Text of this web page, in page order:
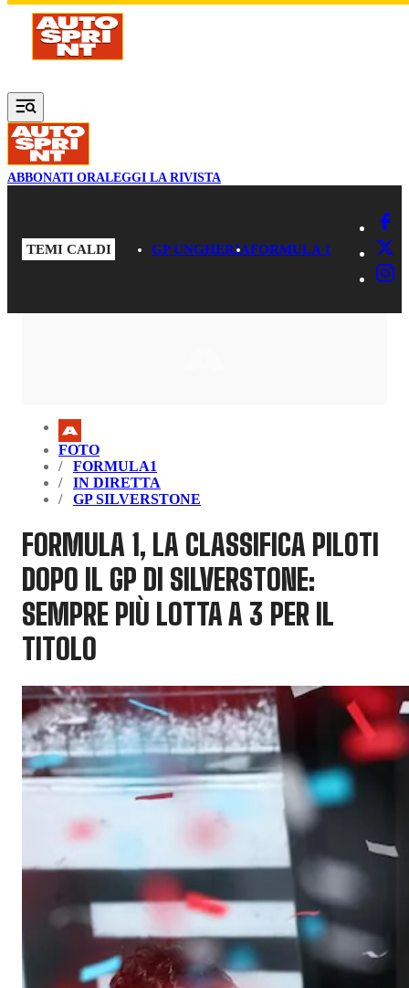
Vai al contenuto principale
ABBONATI ORALEGGI LA RIVISTA
TEMI CALDI GP UNGHERIAFORMULA 1
FOTO
FORMULA1
IN DIRETTA
GP SILVERSTONE
FORMULA 1, LA CLASSIFICA PILOTI
DOPO IL GP DI SILVERSTONE:
SEMPRE PIÙ LOTTA A 3 PER IL
TITOLO